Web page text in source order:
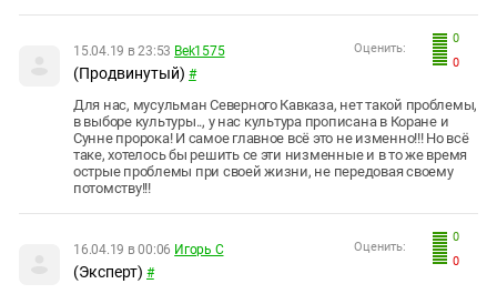
0
0
Оценить:
15.04.19 в 23:53 Bek1575
(Продвинутый) #
Для нас, мусульман Северного Кавказа, нет такой проблемы,
в выборе культуры.., у нас культура прописана в Коране и
Сунне пророка! И самое главное всё это не изменно!!! Но всё
таке, хотелось бы решить се эти низменные и в то же время
острые проблемы при своей жизни, не передовая своему
потомству!!!
0
0
Оценить:
16.04.19 в 00:06 Игорь С
(Эксперт) #